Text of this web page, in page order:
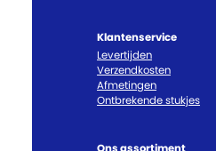
Klantenservice
Levertijden
Verzendkosten
Afmetingen
Ontbrekende stukjes
Ons assortiment